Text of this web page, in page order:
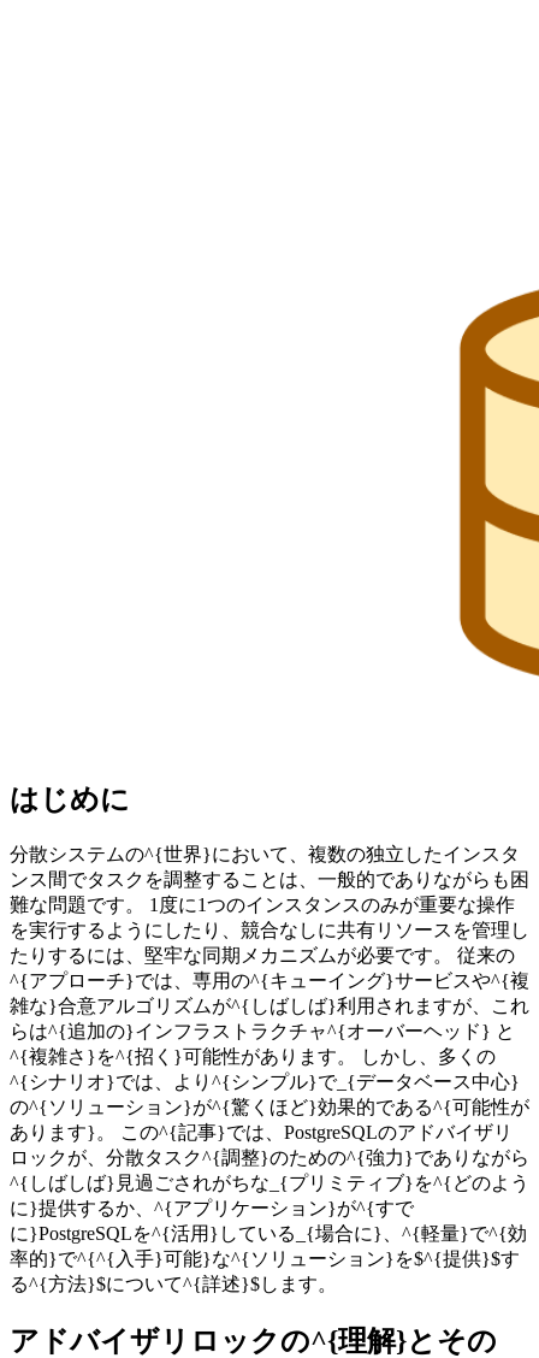
はじめに
分散システムの^{世界}において、複数の独立したインスタ
ンス間でタスクを調整することは、一般的でありながらも困
難な問題です。 1度に1つのインスタンスのみが重要な操作
を実行するようにしたり、競合なしに共有リソースを管理し
たりするには、堅牢な同期メカニズムが必要です。 従来の
^{アプローチ}では、専用の^{キューイング}サービスや^{複
雑な}合意アルゴリズムが^{しばしば}利用されますが、これ
らは^{追加の}インフラストラクチャ^{オーバーヘッド} と
^{複雑さ}を^{招く}可能性があります。 しかし、多くの
^{シナリオ}では、より^{シンプル}で_{データベース中心}
の^{ソリューション}が^{驚くほど}効果的である^{可能性が
あります}。 この^{記事}では、PostgreSQLのアドバイザリ
ロックが、分散タスク^{調整}のための^{強力}でありながら
^{しばしば}見過ごされがちな_{プリミティブ}を^{どのよう
に}提供するか、^{アプリケーション}が^{すで
に}PostgreSQLを^{活用}している_{場合に}、^{軽量}で^{効
率的}で^{^{入手}可能}な^{ソリューション}を$^{提供}$す
る^{方法}$について^{詳述}$します。
アドバイザリロックの^{理解}とその